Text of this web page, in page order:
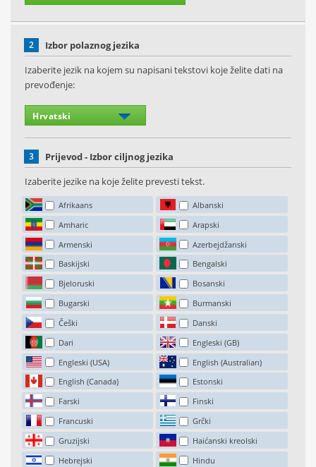
2
Izbor polaznog jezika
Izaberite jezik na kojem su napisani tekstovi koje želite dati na
prevođenje:
3
Prijevod - Izbor ciljnog jezika
Izaberite jezike na koje želite prevesti tekst.
Afrikaans
Albanski
Amharic
Arapski
Armenski
Azerbejdžanski
Baskijski
Bengalski
Bjeloruski
Bosanski
Bugarski
Burmanski
Češki
Danski
Dari
Engleski (GB)
Engleski (USA)
English (Australian)
English (Canada)
Estonski
Farski
Finski
Francuski
Grčki
Gruzijski
Haićanski kreolski
Hebrejski
Hindu